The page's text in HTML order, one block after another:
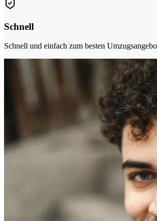
Schnell
Schnell und einfach zum besten